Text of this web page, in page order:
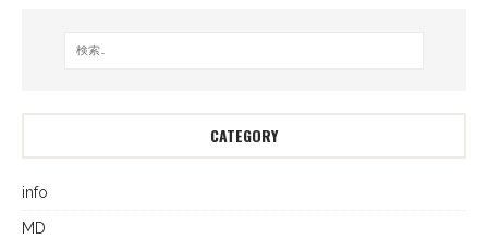
CATEGORY
info
MD